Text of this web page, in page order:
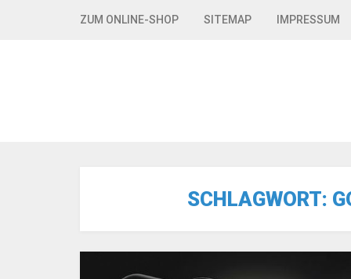
ZUM ONLINE-SHOP SITEMAP IMPRESSUM
SCHLAGWORT: